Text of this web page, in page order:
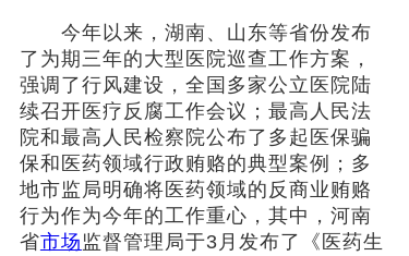
今年以来，湖南、山东等省份发布
了为期三年的大型医院巡查工作方案，
强调了行风建设，全国多家公立医院陆
续召开医疗反腐工作会议；最高人民法
院和最高人民检察院公布了多起医保骗
保和医药领域行政贿赂的典型案例；多
地市监局明确将医药领域的反商业贿赂
行为作为今年的工作重心，其中，河南
省市场 监督管理局于3月发布了《医药生